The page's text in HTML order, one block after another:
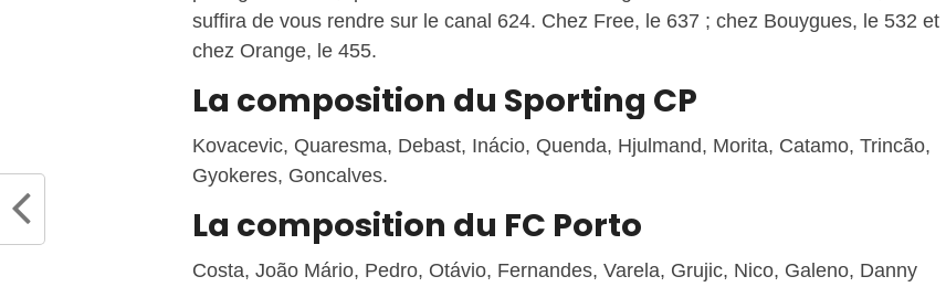
suffira de vous rendre sur le canal 624. Chez Free, le 637 ; chez Bouygues, le 532 et
chez Orange, le 455.
La composition du Sporting CP
Kovacevic, Quaresma, Debast, Inácio, Quenda, Hjulmand, Morita, Catamo, Trincão,
Gyokeres, Goncalves.
La composition du FC Porto
Costa, João Mário, Pedro, Otávio, Fernandes, Varela, Grujic, Nico, Galeno, Danny